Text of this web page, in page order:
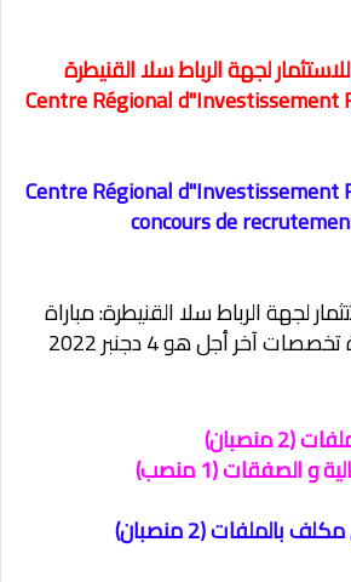
لجهة الرباط سلا القنيطرة
Centre Régional d''Investissement
Centre Régional d''Investissement
concours de
لجهة الرباط سلا القنيطرة: مباراة
آخر أجل هو 4 دجنبر 2022
منصبان)
الصفقات (1 منصب)
بالملفات (2 منصبان)